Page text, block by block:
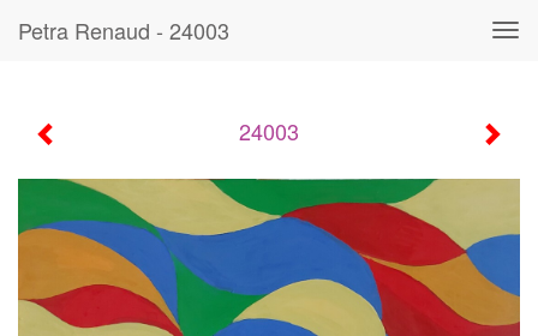
Petra Renaud - 24003
24003